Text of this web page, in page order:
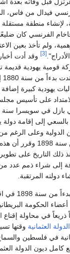
فيدال من فاس،
لإنشاء منطقة
الفرنسي كان
ولم تأخذ بعين
[3]
وقد أدت
قومية يهودية
يهودية كبيرة إضافة
على تأسيس
بالسعي إلى إقامة
الدولية وعلى الرغم
بزيارة وحيدة إلى فلسطين
ذلك التاريخ على
إلى شراء ذمم عدد
دولته المرتقبة.
وقد أفلحت جهود
الحكومة
ذريعاً في محاولة إقناع
الدولة العثمانية وقتها
في فلسطين
كامل ديون الدولة